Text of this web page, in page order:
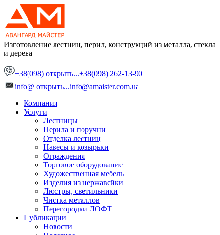
Изготовление лестниц, перил, конструкций из металла, стекла
и дерева
+38(098) открыть...+38(098) 262-13-90
info@ открыть...info@amaister.com.ua
Компания
Услуги
Лестницы
Перила и поручни
Отделка лестниц
Навесы и козырьки
Ограждения
Торговое оборудование
Художественная мебель
Изделия из нержавейки
Люстры, светильники
Чистка металлов
Перегородки ЛОФТ
Публикации
Новости